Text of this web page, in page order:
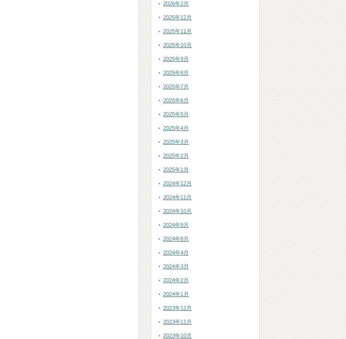
2026年2月
2025年12月
2025年11月
2025年10月
2025年9月
2025年8月
2025年7月
2025年6月
2025年5月
2025年4月
2025年3月
2025年2月
2025年1月
2024年12月
2024年11月
2024年10月
2024年9月
2024年8月
2024年4月
2024年3月
2024年2月
2024年1月
2023年12月
2023年11月
2023年10月